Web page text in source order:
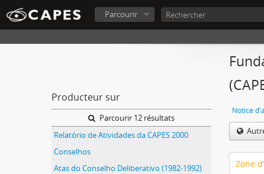
Parcourir
Producteur sur
Parcourir 12 résultats
Relatório de Atividades da CAPES 2000
Conselhos
Atas do Conselho Deliberativo (1982-1992)
Notice
Zone